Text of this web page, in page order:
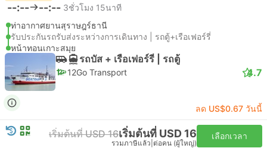
--:-- --:-- 3ชั่วโมง 15นาที
ท่าอากาศยานสุราษฎร์ธานี
รับประกันรถรับส่งระหว่างการเดินทาง | รถตู้+เรือเฟอร์รี่
หน้าทอนเกาะสมุย
รถบัส + เรือเฟอร์รี่ | รถตู้
12Go Transport 4.7
ลด US$0.67 วันนี้
เริ่มต้นที่ USD 16เริ่มต้นที่ USD 16
รวมภาษีแล้ว ต่อคน (ผู้ใหญ่)
เลือกเวลา